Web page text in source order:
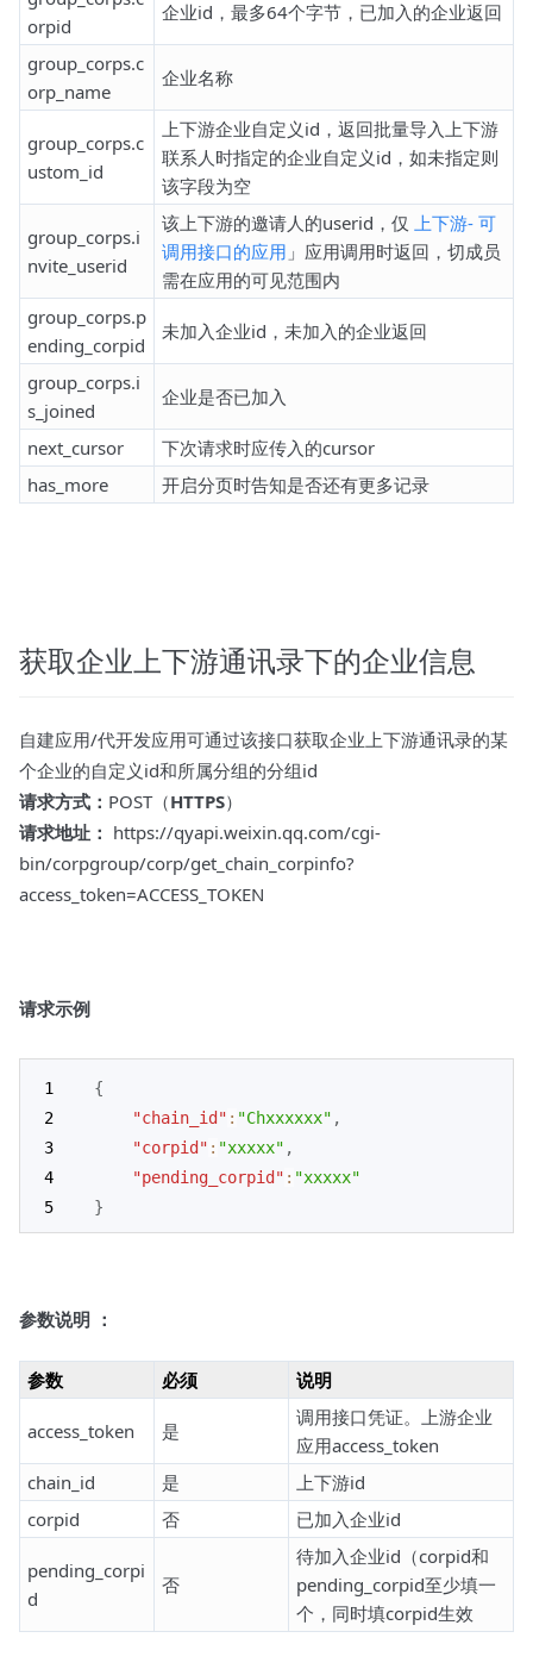
orpid
企业id，最多64个字节，已加入的企业返回
group_corps.c
orp_name
企业名称
group_corps.c
ustom_id
上下游企业自定义id，返回批量导入上下游
联系人时指定的企业自定义id，如未指定则
该字段为空
group_corps.i
nvite_userid
该上下游的邀请人的userid，仅 上下游- 可
调用接口的应用 」应用调用时返回，切成员
需在应用的可见范围内
group_corps.p
ending_corpid
未加入企业id，未加入的企业返回
group_corps.i
s_joined
企业是否已加入
next_cursor
下次请求时应传入的cursor
has_more
开启分页时告知是否还有更多记录
获取企业上下游通讯录下的企业信息
自建应用/代开发应用可通过该接口获取企业上下游通讯录的某
个企业的自定义id和所属分组的分组id
请求方式： POST（HTTPS）
请求地址： https://qyapi.weixin.qq.com/cgi-
bin/corpgroup/corp/get_chain_corpinfo?
access_token=ACCESS_TOKEN
请求示例
{
"chain_id" : "Chxxxxxx" ,
"corpid" : "xxxxx" ,
"pending_corpid" : "xxxxx"
}
参数说明 ：
参数 必须 说明
access_token 是
调用接口凭证。上游企业
应用access_token
chain_id
是
上下游id
corpid
否 已加入企业id
pending_corpi
d
否
待加入企业id（corpid和
pending_corpid至少填一
个，同时填corpid生效